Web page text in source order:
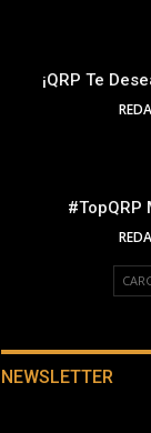
¡QRP Te
#TopQRP
NEWSLETTER